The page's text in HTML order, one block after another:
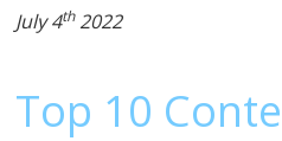
July 4th2022
Top 10